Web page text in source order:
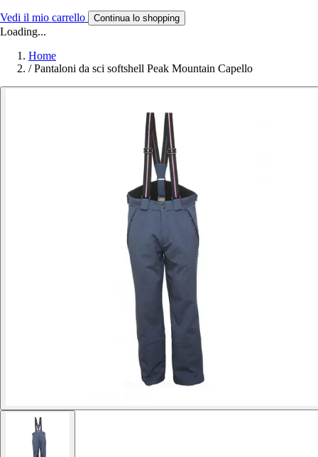
Vedi il mio carrello Continua lo shopping
Loading...
Home
/ Pantaloni da sci softshell Peak Mountain Capello